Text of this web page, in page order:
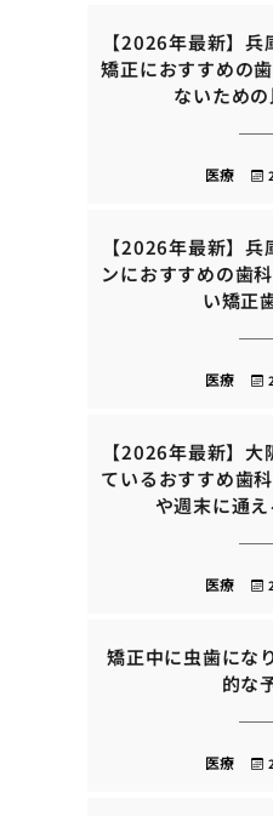
【2026年最新】
矯正におすすめの
ないため
医療
【2026年最新】
ンにおすすめの歯
い矯正
医療
【2026年最新】
ているおすすめ歯
や週末に通
医療
矯正中に虫歯にな
的な
医療